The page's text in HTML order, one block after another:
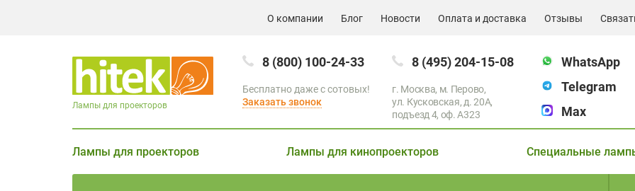
О компании Блог Новости Оплата и доставка Отзывы
8 (800) 100-24-33
Бесплатно даже с сотовых!
Заказать звонок
8 (495) 204-15-08
г. Москва, м. Перово,
ул. Кусковская, д. 20А,
подъезд 4, оф. A323
WhatsApp
Telegram
Max
Лампы для проекторов
Лампы для проекторов Лампы для кинопроекторов Специальные